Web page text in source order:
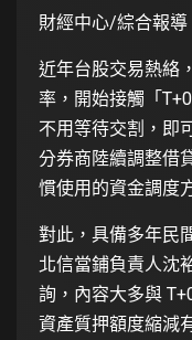
財經中心/綜合報導
近年台股交易熱絡
率，開始接觸「
不用等待交割，即
分券商陸續調整借
慣使用的資金調度
對此，具備多年民
北信當鋪負責人沈
詢，內容大多與
資產質押額度縮減